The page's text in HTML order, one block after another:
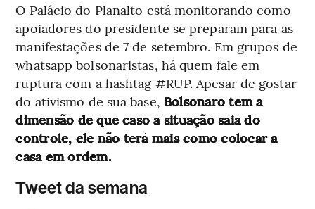
O Palácio do Planalto está monitorando como
apoiadores do presidente se preparam para as
manifestações de 7 de setembro. Em grupos de
whatsapp bolsonaristas, há quem fale em
ruptura com a hashtag #RUP. Apesar de gostar
do ativismo de sua base, Bolsonaro tem a
dimensão de que caso a situação saia do
controle, ele não terá mais como colocar a
casa em ordem.
Tweet da semana